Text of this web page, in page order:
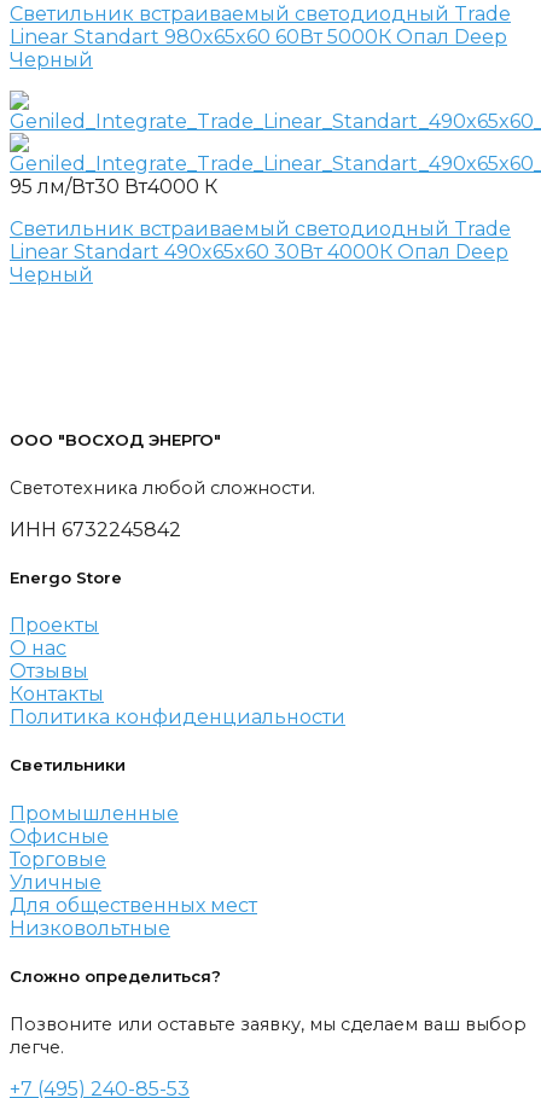
Светильник встраиваемый светодиодный Trade
Linear Standart 980x65x60 60Вт 5000К Опал Deep
Черный
95 лм/Вт30 Вт4000 К
Светильник встраиваемый светодиодный Trade
Linear Standart 490x65x60 30Вт 4000К Опал Deep
Черный
ООО "ВОСХОД ЭНЕРГО"
Светотехника любой сложности.
ИНН 6732245842
Energo Store
Проекты
О нас
Отзывы
Контакты
Политика конфиденциальности
Светильники
Промышленные
Офисные
Торговые
Уличные
Для общественных мест
Низковольтные
Сложно определиться?
Позвоните или оставьте заявку, мы сделаем ваш выбор
легче.
+7 (495) 240-85-53